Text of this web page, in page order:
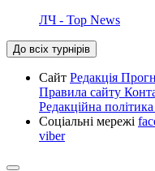
ЛЧ - Top News
До всіх турнірів
Сайт Редакція
Правила сайту
Редакційна політика
Соціальні мережі
viber